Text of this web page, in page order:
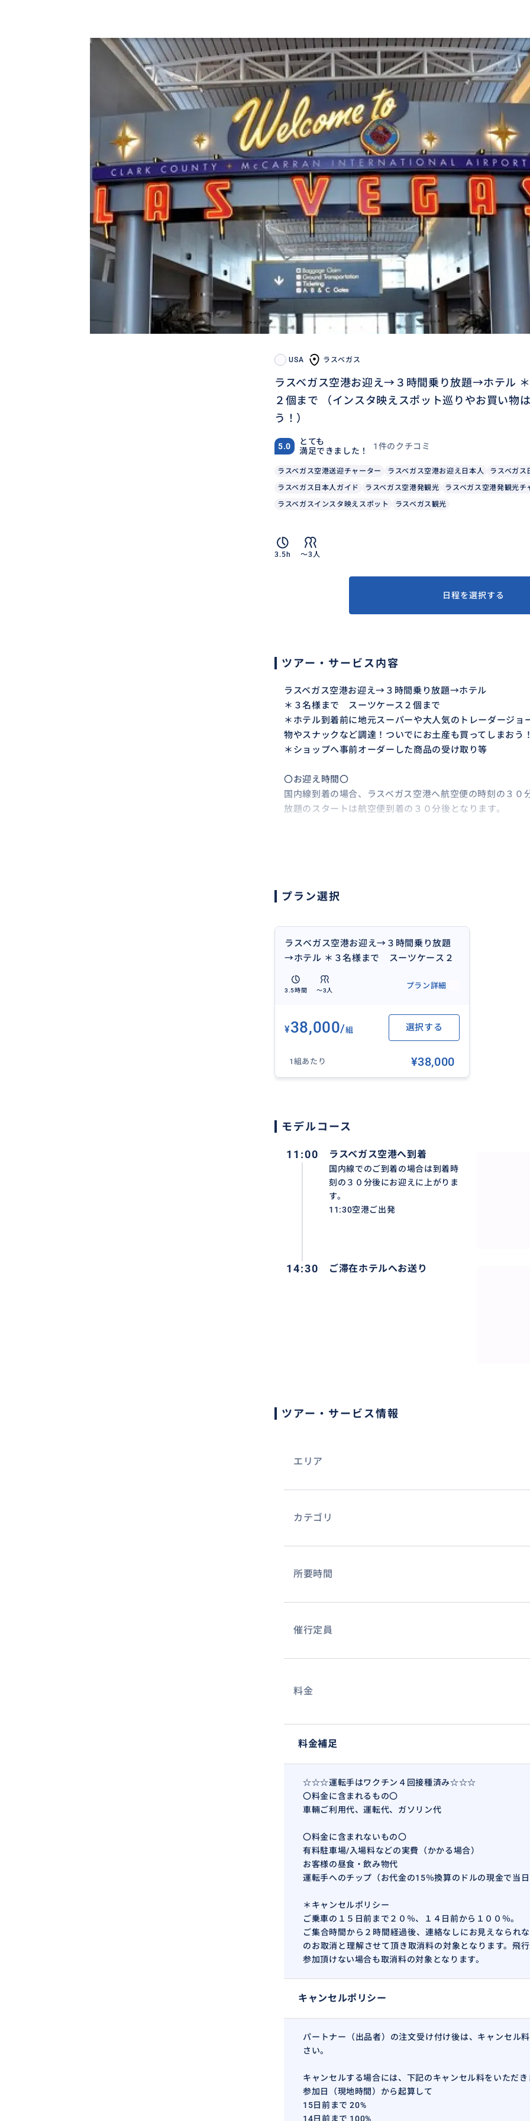
USA ラスベガス
ラスベガス空港お迎え→３時間乗り放題→ホテル
２個まで （インスタ映えスポット巡りやお買い物
う！）
5.0
とても
満足できました！
1件のクチコミ
ラスベガス空港送迎チャーター ラスベガス空港お迎え日本人 ラスベガス
ラスベガス日本人ガイド
ラスベガス空港発観光 ラスベガス空港発観光チ
ラスベガスインスタ映えスポット
ラスベガス観光
3.5h 〜3人
日程を選択する
ツアー・サービス内容
ラスベガス空港お迎え→３時間乗り放題→ホテル
＊３名様まで スーツケース２個まで
＊ホテル到着前に地元スーパーや大人気のトレーダージョ
物やスナックなど調達！ついでにお土産も買ってしまおう！
＊ショップへ事前オーダーした商品の受け取り等
〇お迎え時間〇
国内線到着の場合、ラスベガス空港へ航空便の時刻の３０
放題のスタートは航空便到着の３０分後となります。
国際線到着の場合はラスベガス空港へ航空便の時刻の1時
空港会社・到着便によりターミナルが異なりますので、お
〇乗り放題〇
ご出発後、ホテルへ到着する３時間後まで、ご希望か所を
お時間延長は運転手と車両のその後の予定が詰まっていな
ざいます。１時間当たり$60+15%のチップとなります。
〇早朝・夜間
着後ドルの現金にてお支払いをお願いします。
飛行機の遅延等により19:00以降の動きがございます場合
ことをご了承下さい。
プラン選択
ラスベガス空港お迎え→３時間乗り放題
→ホテル ＊３名様まで スーツケース２
個まで （インスタ映えスポット巡りやお
買い物は効率よく済ませちゃおう！）
3.5時間 〜3人
プラン詳細
¥38,000/組 選択する
1組あたり ¥38,000
モデルコース
11:00 ラスベガス空港へ到着
国内線でのご到着の場合は到着時
刻の３０分後にお迎えに上がりま
す。
11:30空港ご出発
14:30 ご滞在ホテルへお送り
ツアー・サービス情報
エリア
カテゴリ
所要時間
催行定員
料金
料金補足
☆☆☆運転手はワクチン４回接種済み☆☆☆
〇料金に含まれるもの〇
車輛ご利用代、運転代、ガソリン代
〇料金に含まれないもの〇
有料駐車場/入場料などの実費（かかる場合）
お客様の昼食・飲み物代
運転手へのチップ（お代金の15％換算のドルの現金で当日
＊キャンセルポリシー
ご乗車の１５日前まで２０％、１４日前から１００％。
ご集合時間から２時間経過後、連絡なしにお見えなられ
のお取消と理解させて頂き取消料の対象となります。飛
参加頂けない場合も取消料の対象となります。
キャンセルポリシー
パートナー（出品者）の注文受け付け後は、キャンセル
さい。
キャンセルする場合には、下記のキャンセル料をいただき
参加日（現地時間）から起算して
15日前まで 20%
14日前まで 100%